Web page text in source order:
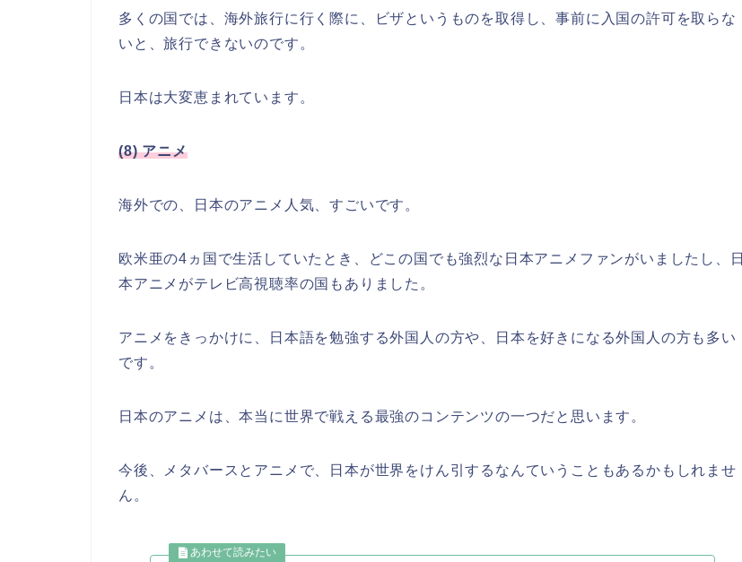
多くの国では、海外旅行に行く際に、ビザというものを取得し、事前に入国の許可を取らな
いと、旅行できないのです。
日本は大変恵まれています。
(8) アニメ
海外での、日本のアニメ人気、すごいです。
欧米亜の4ヵ国で生活していたとき、どこの国でも強烈な日本アニメファンがいましたし、日
本アニメがテレビ高視聴率の国もありました。
アニメをきっかけに、日本語を勉強する外国人の方や、日本を好きになる外国人の方も多い
です。
日本のアニメは、本当に世界で戦える最強のコンテンツの一つだと思います。
今後、メタバースとアニメで、日本が世界をけん引するなんていうこともあるかもしれませ
ん。